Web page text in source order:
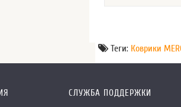
Теги: Коврики
СЛУЖБА ПОДДЕРЖКИ